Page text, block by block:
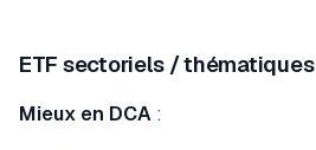
ETF sectoriels / thématiques
Mieux en DCA :